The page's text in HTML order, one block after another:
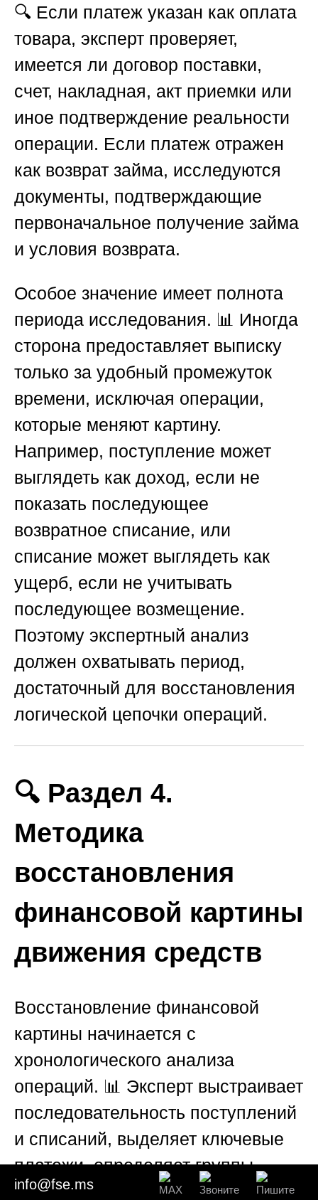
🔍 Если платеж указан как оплата
товара, эксперт проверяет,
имеется ли договор поставки,
счет, накладная, акт приемки или
иное подтверждение реальности
операции. Если платеж отражен
как возврат займа, исследуются
документы, подтверждающие
первоначальное получение займа
и условия возврата.
Особое значение имеет полнота
периода исследования. 📊 Иногда
сторона предоставляет выписку
только за удобный промежуток
времени, исключая операции,
которые меняют картину.
Например, поступление может
выглядеть как доход, если не
показать последующее
возвратное списание, или
списание может выглядеть как
ущерб, если не учитывать
последующее возмещение.
Поэтому экспертный анализ
должен охватывать период,
достаточный для восстановления
логической цепочки операций.
🔍 Раздел 4.
Методика
восстановления
финансовой картины
движения средств
Восстановление финансовой
картины начинается с
хронологического анализа
операций. 📊 Эксперт выстраивает
последовательность поступлений
и списаний, выделяет ключевые
платежи, определяет группы
операций, сопоставляет суммы,
info@fse.ms